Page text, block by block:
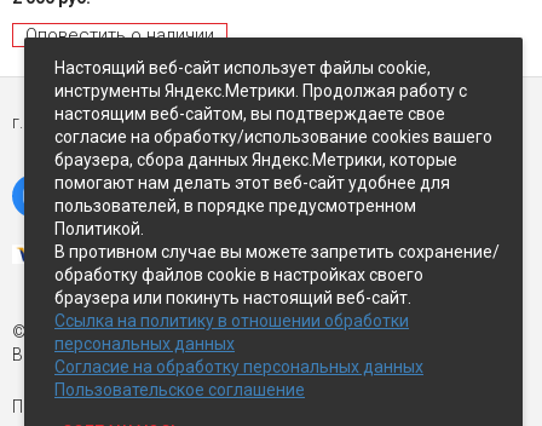
Оповестить о наличии
г. Петропавловск-Камчатский,ул Восточное-шоссе, д.5
© Экспострой, 2026 г.
Все права защищены
Письмо директору:
Настоящий веб-сайт использует файлы cookie,
инструменты Яндекс.Метрики. Продолжая работу с
настоящим веб-сайтом, вы подтверждаете свое
согласие на обработку/использование cookies вашего
браузера, сбора данных Яндекс.Метрики, которые
помогают нам делать этот веб-сайт удобнее для
пользователей, в порядке предусмотренном
Политикой.
В противном случае вы можете запретить сохранение/
обработку файлов cookie в настройках своего
браузера или покинуть настоящий веб-сайт.
Ссылка на политику в отношении обработки
персональных данных
Согласие на обработку персональных данных
Пользовательское соглашение